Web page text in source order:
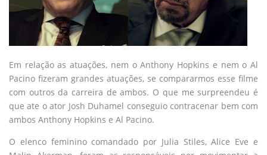
Em relação as atuações, nem o Anthony Hopkins e nem o Al
Pacino fizeram grandes atuações, se compararmos esse filme
com outros da carreira de ambos. O que me surpreendeu é
que ate o ator Josh Duhamel conseguio contracenar bem com
ambos Anthony Hopkins e Al Pacino.
O elenco feminino comandado por Julia Stiles, Alice Eve e